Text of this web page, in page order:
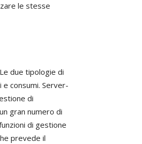
le stesse
due tipologie di
consumi. Server-
di
gran numero di
di gestione
prevede il